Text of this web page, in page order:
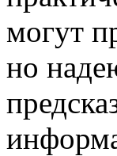
могут
но